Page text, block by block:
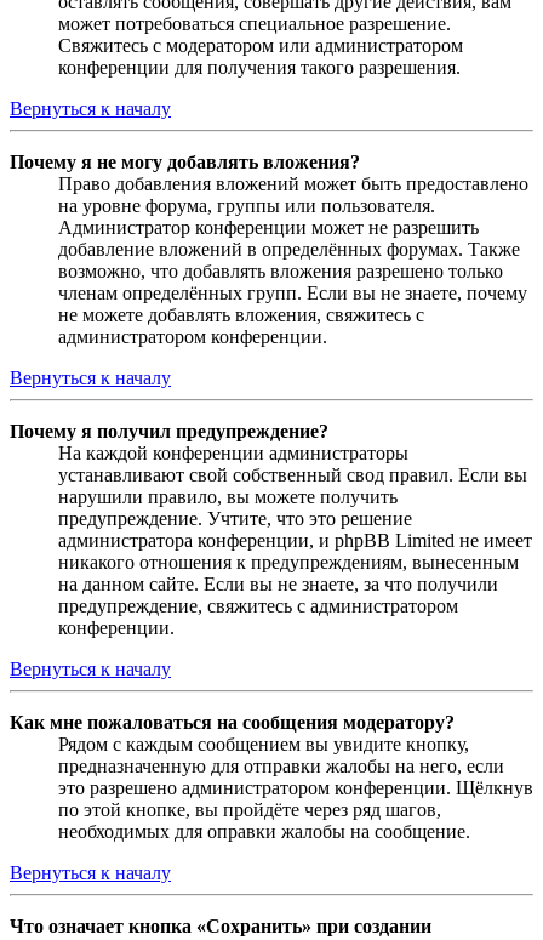
может потребоваться специальное разрешение.
Свяжитесь с модератором или администратором
конференции для получения такого разрешения.
Вернуться к началу
Почему я не могу добавлять вложения?
Право добавления вложений может быть предоставлено
на уровне форума, группы или пользователя.
Администратор конференции может не разрешить
добавление вложений в определённых форумах. Также
возможно, что добавлять вложения разрешено только
членам определённых групп. Если вы не знаете, почему
не можете добавлять вложения, свяжитесь с
администратором конференции.
Вернуться к началу
Почему я получил предупреждение?
На каждой конференции администраторы
устанавливают свой собственный свод правил. Если вы
нарушили правило, вы можете получить
предупреждение. Учтите, что это решение
администратора конференции, и phpBB Limited не имеет
никакого отношения к предупреждениям, вынесенным
на данном сайте. Если вы не знаете, за что получили
предупреждение, свяжитесь с администратором
конференции.
Вернуться к началу
Как мне пожаловаться на сообщения модератору?
Рядом с каждым сообщением вы увидите кнопку,
предназначенную для отправки жалобы на него, если
это разрешено администратором конференции. Щёлкнув
по этой кнопке, вы пройдёте через ряд шагов,
необходимых для оправки жалобы на сообщение.
Вернуться к началу
Что означает кнопка «Сохранить» при создании